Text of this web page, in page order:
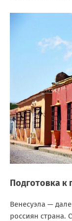
Подготовка к
Венесуэла —
россиян страна.